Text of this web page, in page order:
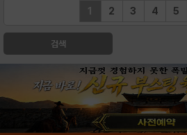
1 2 3 4 5
검색